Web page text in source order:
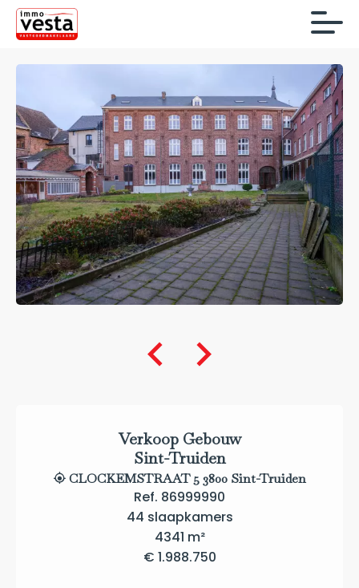
Verkoop Gebouw
Sint-Truiden
CLOCKEMSTRAAT 5 3800 Sint-Truiden
Ref. 86999990
44 slaapkamers
4341 m²
€ 1.988.750